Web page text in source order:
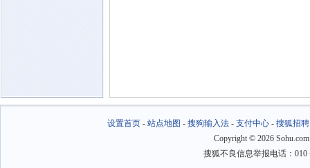
设置首页- 站点地图 - 搜狗输入法- 支付中心- 搜狐招聘
Copyright © 2026
搜狐不良信息举报电话：010